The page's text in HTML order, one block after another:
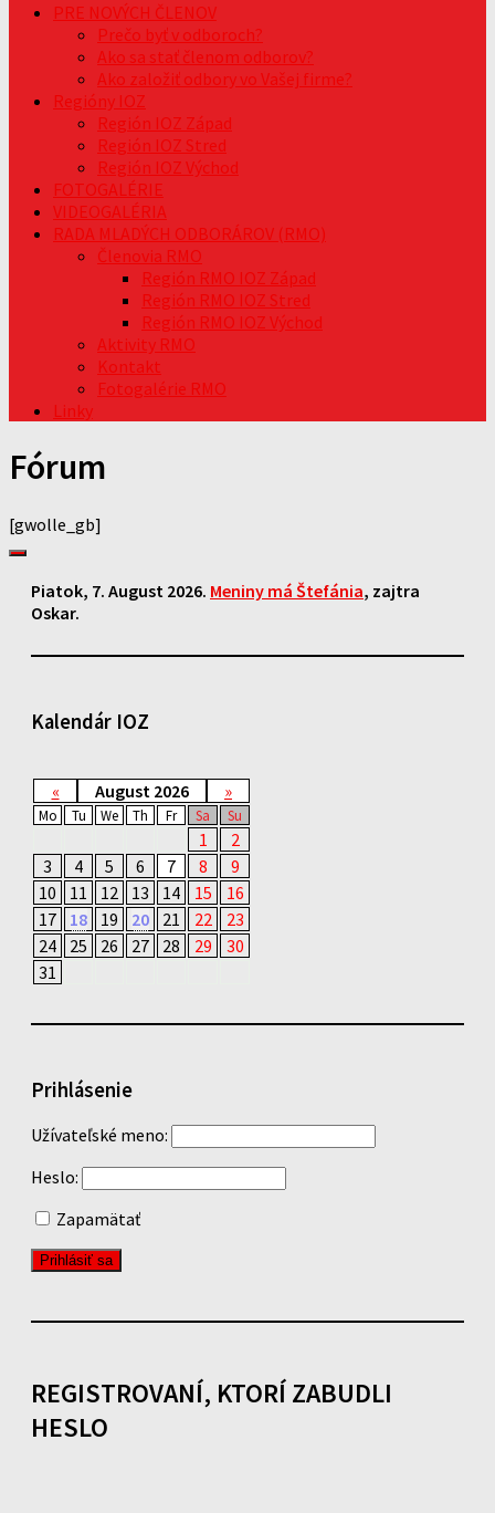
PRE NOVÝCH ČLENOV
Prečo byť v odboroch?
Ako sa stať členom odborov?
Ako založiť odbory vo Vašej firme?
Regióny IOZ
Región IOZ Západ
Región IOZ Stred
Región IOZ Východ
FOTOGALÉRIE
VIDEOGALÉRIA
RADA MLADÝCH ODBORÁROV (RMO)
Členovia RMO
Región RMO IOZ Západ
Región RMO IOZ Stred
Región RMO IOZ Východ
Aktivity RMO
Kontakt
Fotogalérie RMO
Linky
Fórum
[gwolle_gb]
Piatok, 7. August 2026. Meniny má Štefánia, zajtra
Oskar.
Kalendár IOZ
« August 2026 »
Mo Tu We Th Fr Sa Su
1
2
3
4 5 6 7 8
9
10
11 12 13 14 15
16
17
18 19 20 21 22
23
24
25 26 27 28 29
30
31
Prihlásenie
Užívateľské meno:
Heslo:
Zapamätať
REGISTROVANÍ, KTORÍ ZABUDLI
HESLO